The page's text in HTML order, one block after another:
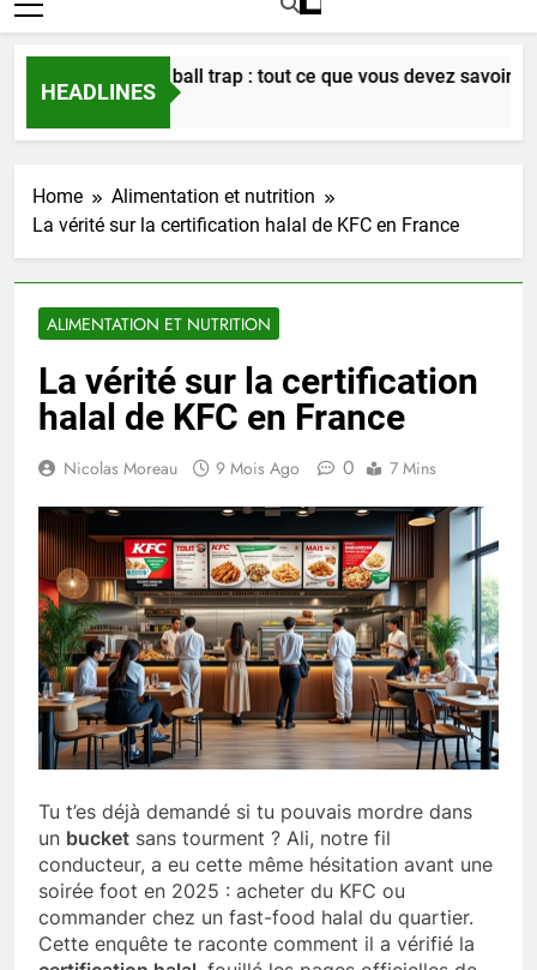
HEADLINES
au web ball trap : tout ce que vous devez savoir en 2025
Ago
Home
Alimentation et nutrition
La vérité sur la certification halal de KFC en France
ALIMENTATION ET NUTRITION
La vérité sur la certification
halal de KFC en France
Nicolas Moreau 9 Mois Ago 0 7 Mins
Tu t’es déjà demandé si tu pouvais mordre dans
un bucket sans tourment ? Ali, notre fil
conducteur, a eu cette même hésitation avant une
soirée foot en 2025 : acheter du KFC ou
commander chez un fast-food halal du quartier.
Cette enquête te raconte comment il a vérifié la